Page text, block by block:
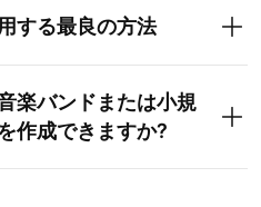
する最良の方法
楽バンドまたは小規
作成できますか?